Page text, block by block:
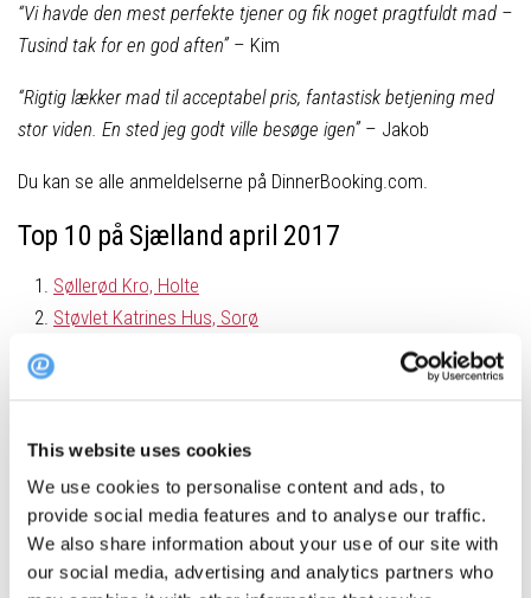
This website uses cookies
We use cookies to personalise content and ads, to
provide social media features and to analyse our traffic.
We also share information about your use of our site with
our social media, advertising and analytics partners who
“Vi havde den mest perfekte tjener og fik noget pragtfuldt mad –
Tusind tak for en god aften”– Kim
“Rigtig lækker mad til acceptabel pris, fantastisk betjening med
stor viden. En sted jeg godt ville besøge igen”– Jakob
Du kan se alle anmeldelserne på DinnerBooking.com.
Top 10 på Sjælland april 2017
Søllerød Kro, Holte
Støvlet Katrines Hus, Sorø
Restaurant Schønnemann, København K
Restaurant AOC, København K
Il Gallo Nero, Marchio Q REI, Hillerød
Era Ora, København K
Krogs Fiskerestaurant, København K